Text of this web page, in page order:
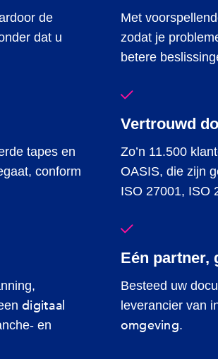
de
dat u
Met
zodat je
betere
tapes en
conform
Vertrouwd
Zo’n 11.500
OASIS, die zijn
ISO 27001, ISO
digitaal
en
Eén partner,
Besteed uw
leverancier van
omgeving.